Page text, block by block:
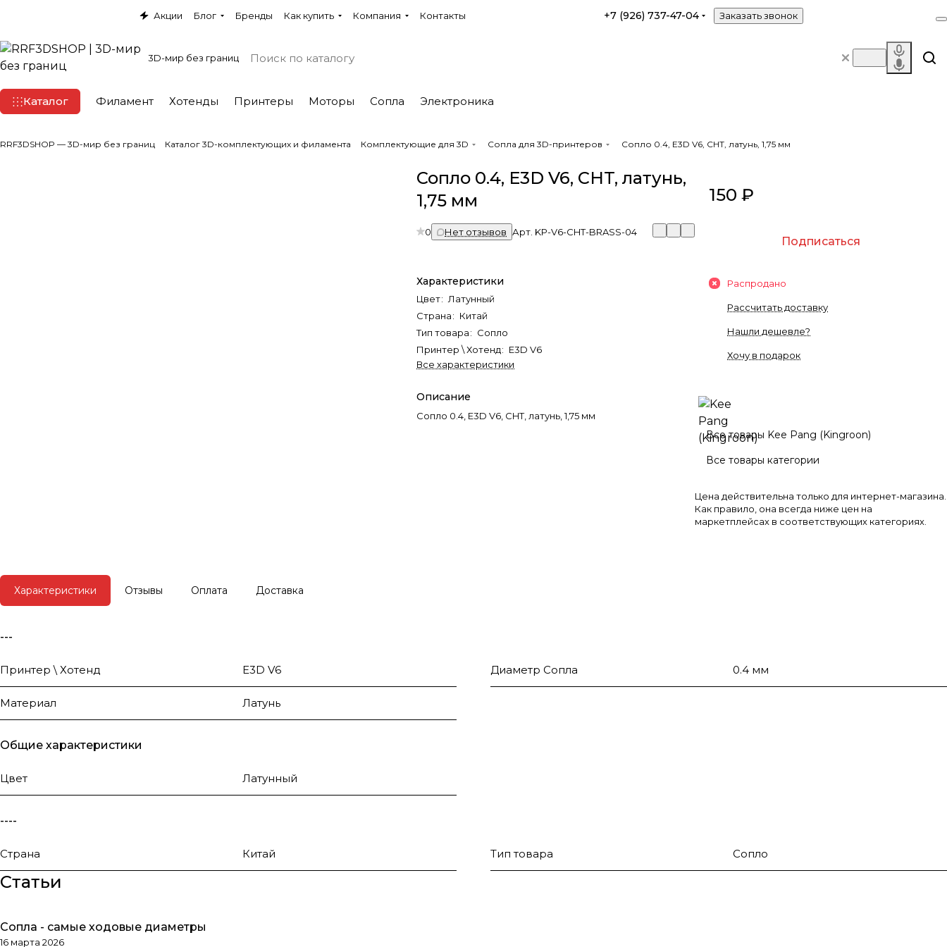
Акции Блог Бренды Как купить Компания Контакты +7 (926) 737-47-04 Заказать звонок
3D-мир без границ
Каталог Филамент Хотенды Принтеры Моторы Сопла Электроника
RRF3DSHOP — 3D-мир без границ Каталог 3D-комплектующих и филамента Комплектующие для 3D Сопла для 3D-принтеров Сопло 0.4, E3D V6, CHT, латунь, 1,75 мм
Сопло 0.4, E3D V6, CHT, латунь,
1,75 мм
0 Нет отзывов Арт. KP-V6-CHT-BRASS-04
Характеристики
Цвет: Латунный
Страна: Китай
Тип товара: Сопло
Принтер \ Хотенд: E3D V6
Все характеристики
Описание
Сопло 0.4, E3D V6, CHT, латунь, 1,75 мм
150 ₽
Подписаться
Распродано
Рассчитать доставку
Нашли дешевле?
Хочу в подарок
Все товары Kee Pang (Kingroon)
Все товары категории
Цена действительна только для интернет-магазина.
Как правило, она всегда ниже цен на
маркетплейсах в соответствующих категориях.
Характеристики Отзывы Оплата Доставка
---
Принтер \ Хотенд E3D V6 Диаметр Сопла 0.4 мм
Материал Латунь
Общие характеристики
Цвет Латунный
----
Страна Китай Тип товара Сопло
Статьи
Обзоры товаров
Сопла - самые ходовые диаметры
16 марта 2026